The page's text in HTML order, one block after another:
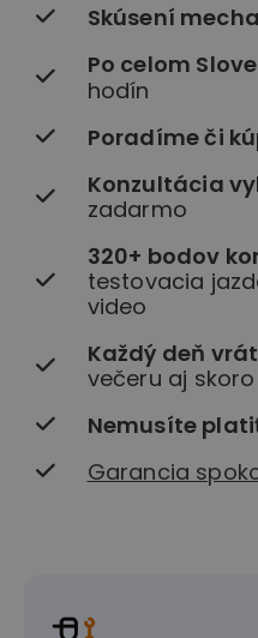
Skúsení
Po celom
hodín
Poradíme či
Konzultácia
zadarmo
320+ bodov
testovacia
video
Každý deň
večeru aj
Nemusíte
Garancia